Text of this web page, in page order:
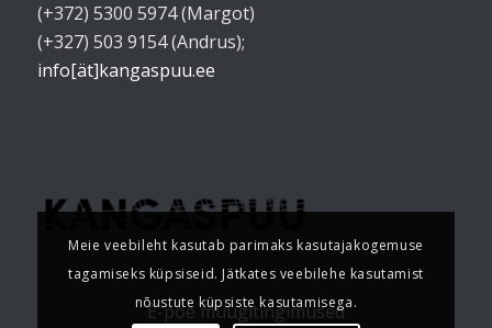
(+372) 5300 5974 (Margot)
(+327) 503 9154 (Andrus);
info[ät]kangaspuu.ee
E-poe müügitingimused
Meie veebileht kasutab parimaks kasutajakogemuse
tagamiseks küpsiseid. Jätkates veebilehe kasutamist
nõustute küpsiste kasutamisega.